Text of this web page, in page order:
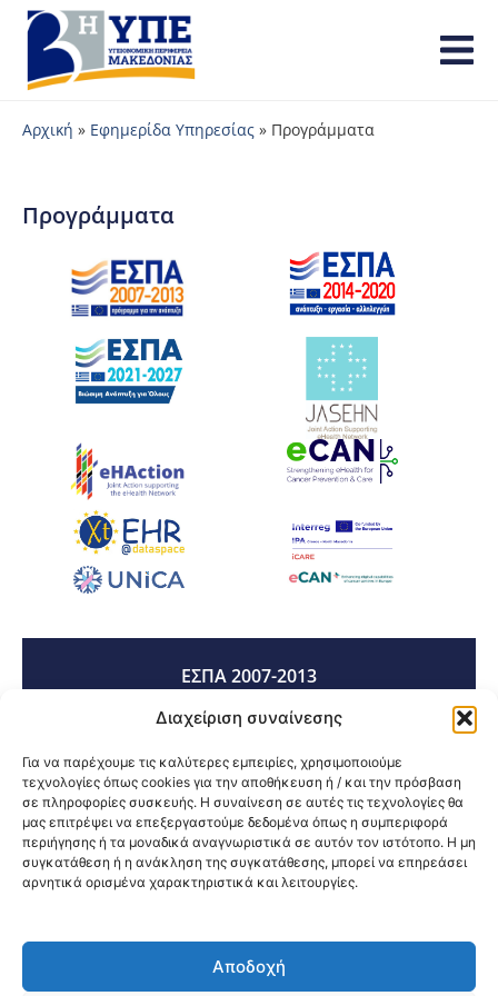
Διαχείριση συναίνεσης
Για να παρέχουμε τις καλύτερες εμπειρίες, χρησιμοποιούμε
τεχνολογίες όπως cookies για την αποθήκευση ή / και την πρόσβαση
σε πληροφορίες συσκευής. Η συναίνεση σε αυτές τις τεχνολογίες θα
μας επιτρέψει να επεξεργαστούμε δεδομένα όπως η συμπεριφορά
περιήγησης ή τα μοναδικά αναγνωριστικά σε αυτόν τον ιστότοπο. Η μη
συγκατάθεση ή η ανάκληση της συγκατάθεσης, μπορεί να επηρεάσει
αρνητικά ορισμένα χαρακτηριστικά και λειτουργίες.
Αποδοχή
Αρχική » Εφημερίδα Υπηρεσίας » Προγράμματα
Προγράμματα
ΕΣΠΑ 2007-2013
ΕΣΠΑ 2014-2020
ΕΣΠΑ 2021-2027
@2026 3ype.gr All rights reserved